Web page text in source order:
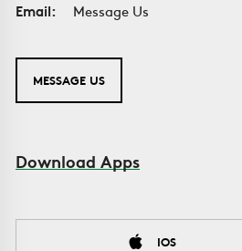
Email:
Message Us
MESSAGE US
Download Apps
IOS